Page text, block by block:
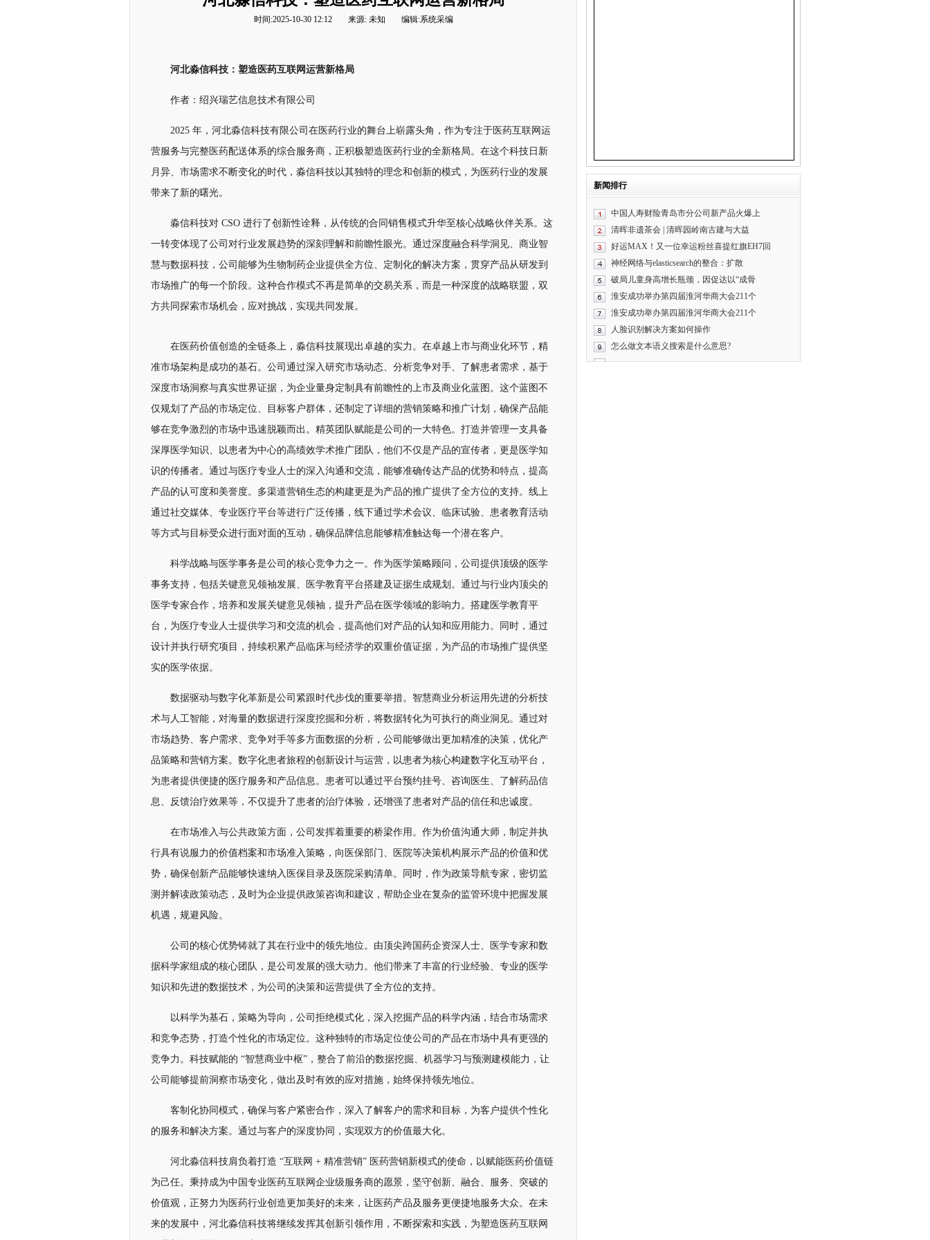
时间:2025-10-30 12:12 来源: 未知 编辑:系统采编
河北淼信科技：塑造医药互联网运营新格局
作者：绍兴瑞艺信息技术有限公司
2025 年，河北淼信科技有限公司在医药行业的舞台上崭露头角，作为专注于医药互联网运
营服务与完整医药配送体系的综合服务商，正积极塑造医药行业的全新格局。在这个科技日新
月异、市场需求不断变化的时代，淼信科技以其独特的理念和创新的模式，为医药行业的发展
带来了新的曙光。
淼信科技对 CSO 进行了创新性诠释，从传统的合同销售模式升华至核心战略伙伴关系。这
一转变体现了公司对行业发展趋势的深刻理解和前瞻性眼光。通过深度融合科学洞见、商业智
慧与数据科技，公司能够为生物制药企业提供全方位、定制化的解决方案，贯穿产品从研发到
市场推广的每一个阶段。这种合作模式不再是简单的交易关系，而是一种深度的战略联盟，双
方共同探索市场机会，应对挑战，实现共同发展。
在医药价值创造的全链条上，淼信科技展现出卓越的实力。在卓越上市与商业化环节，精
准市场架构是成功的基石。公司通过深入研究市场动态、分析竞争对手、了解患者需求，基于
深度市场洞察与真实世界证据，为企业量身定制具有前瞻性的上市及商业化蓝图。这个蓝图不
仅规划了产品的市场定位、目标客户群体，还制定了详细的营销策略和推广计划，确保产品能
够在竞争激烈的市场中迅速脱颖而出。精英团队赋能是公司的一大特色。打造并管理一支具备
深厚医学知识、以患者为中心的高绩效学术推广团队，他们不仅是产品的宣传者，更是医学知
识的传播者。通过与医疗专业人士的深入沟通和交流，能够准确传达产品的优势和特点，提高
产品的认可度和美誉度。多渠道营销生态的构建更是为产品的推广提供了全方位的支持。线上
通过社交媒体、专业医疗平台等进行广泛传播，线下通过学术会议、临床试验、患者教育活动
等方式与目标受众进行面对面的互动，确保品牌信息能够精准触达每一个潜在客户。
科学战略与医学事务是公司的核心竞争力之一。作为医学策略顾问，公司提供顶级的医学
事务支持，包括关键意见领袖发展、医学教育平台搭建及证据生成规划。通过与行业内顶尖的
医学专家合作，培养和发展关键意见领袖，提升产品在医学领域的影响力。搭建医学教育平
台，为医疗专业人士提供学习和交流的机会，提高他们对产品的认知和应用能力。同时，通过
设计并执行研究项目，持续积累产品临床与经济学的双重价值证据，为产品的市场推广提供坚
实的医学依据。
数据驱动与数字化革新是公司紧跟时代步伐的重要举措。智慧商业分析运用先进的分析技
术与人工智能，对海量的数据进行深度挖掘和分析，将数据转化为可执行的商业洞见。通过对
市场趋势、客户需求、竞争对手等多方面数据的分析，公司能够做出更加精准的决策，优化产
品策略和营销方案。数字化患者旅程的创新设计与运营，以患者为核心构建数字化互动平台，
为患者提供便捷的医疗服务和产品信息。患者可以通过平台预约挂号、咨询医生、了解药品信
息、反馈治疗效果等，不仅提升了患者的治疗体验，还增强了患者对产品的信任和忠诚度。
在市场准入与公共政策方面，公司发挥着重要的桥梁作用。作为价值沟通大师，制定并执
行具有说服力的价值档案和市场准入策略，向医保部门、医院等决策机构展示产品的价值和优
势，确保创新产品能够快速纳入医保目录及医院采购清单。同时，作为政策导航专家，密切监
测并解读政策动态，及时为企业提供政策咨询和建议，帮助企业在复杂的监管环境中把握发展
机遇，规避风险。
公司的核心优势铸就了其在行业中的领先地位。由顶尖跨国药企资深人士、医学专家和数
据科学家组成的核心团队，是公司发展的强大动力。他们带来了丰富的行业经验、专业的医学
知识和先进的数据技术，为公司的决策和运营提供了全方位的支持。
以科学为基石，策略为导向，公司拒绝模式化，深入挖掘产品的科学内涵，结合市场需求
和竞争态势，打造个性化的市场定位。这种独特的市场定位使公司的产品在市场中具有更强的
竞争力。科技赋能的 “智慧商业中枢”，整合了前沿的数据挖掘、机器学习与预测建模能力，让
公司能够提前洞察市场变化，做出及时有效的应对措施，始终保持领先地位。
客制化协同模式，确保与客户紧密合作，深入了解客户的需求和目标，为客户提供个性化
的服务和解决方案。通过与客户的深度协同，实现双方的价值最大化。
河北淼信科技肩负着打造 “互联网 + 精准营销” 医药营销新模式的使命，以赋能医药价值链
为己任。秉持成为中国专业医药互联网企业级服务商的愿景，坚守创新、融合、服务、突破的
价值观，正努力为医药行业创造更加美好的未来，让医药产品及服务更便捷地服务大众。在未
来的发展中，河北淼信科技将继续发挥其创新引领作用，不断探索和实践，为塑造医药互联网
新闻排行
中国人寿财险青岛市分公司新产品火爆上
清晖非遗茶会 | 清晖园岭南古建与大益
好运MAX！又一位幸运粉丝喜提红旗EH7回
神经网络与elasticsearch的整合：扩散
破局儿童身高增长瓶颈，因促达以“成骨
淮安成功举办第四届淮河华商大会211个
淮安成功举办第四届淮河华商大会211个
人脸识别解决方案如何操作
怎么做文本语义搜索是什么意思?